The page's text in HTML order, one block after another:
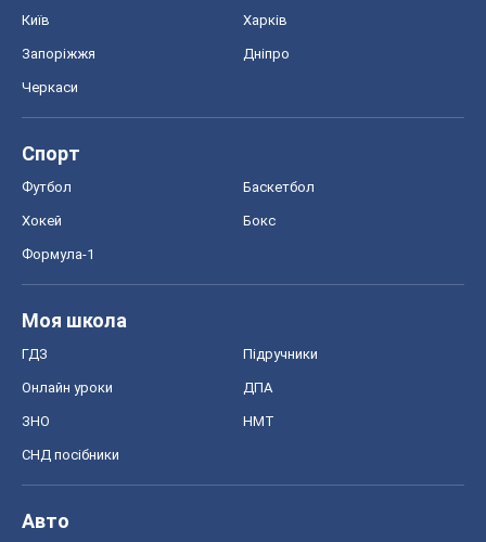
Київ Харків
Запоріжжя Дніпро
Черкаси
Спорт
Футбол Баскетбол
Хокей Бокс
Формула-1
Моя школа
ГДЗ Підручники
Онлайн уроки ДПА
ЗНО НМТ
СНД посібники
Авто